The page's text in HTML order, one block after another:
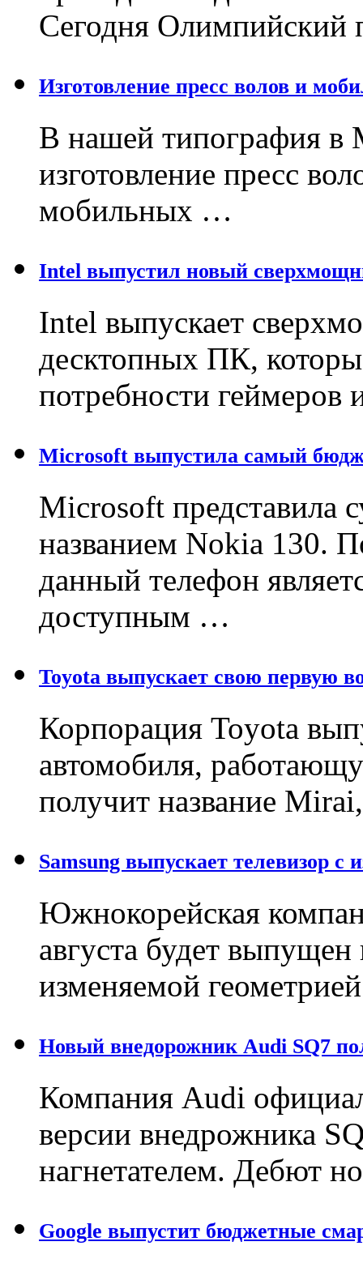
Сегодня Олимпийский
Изготовление пресс волов и
В нашей типография в
изготовление пресс
мобильных …
Intel выпустил новый
Intel выпускает
десктопных ПК,
потребности
Microsoft выпустила самый
Microsoft представила
названием Nokia 130.
данный телефон
доступным …
Toyota выпускает свою первую
Корпорация Toyota
автомобиля,
получит название
Samsung выпускает телевизор
Южнокорейская
августа будет
изменяемой
Новый внедорожник Audi SQ7
Компания Audi
версии внедрожника
нагнетателем. Дебют
Google выпустит бюджетные